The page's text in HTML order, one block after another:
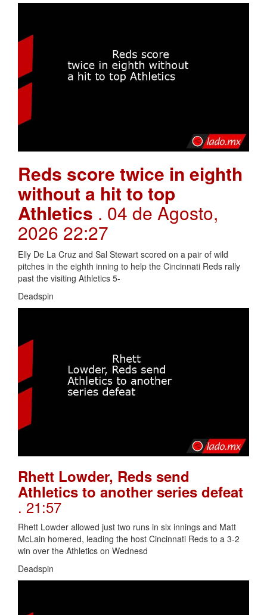
Reds score twice in eighth
without a hit to top
Athletics . 04 de Agosto,
2026 22:27
Elly De La Cruz and Sal Stewart scored on a pair of wild
pitches in the eighth inning to help the Cincinnati Reds rally
past the visiting Athletics 5-
Deadspin
Rhett Lowder, Reds send
Athletics to another series defeat
. 21:57
Rhett Lowder allowed just two runs in six innings and Matt
McLain homered, leading the host Cincinnati Reds to a 3-2
win over the Athletics on Wednesd
Deadspin